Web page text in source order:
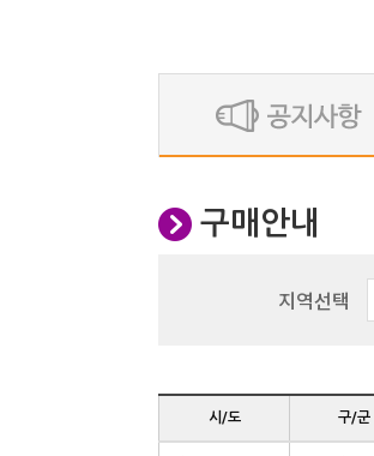
구매안내
지역선택
시/도 구/군